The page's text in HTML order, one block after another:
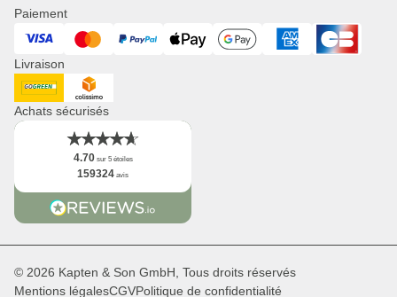
Montres
Presse
Revendeurs & B2B
Newsletter
App
Faits
Paiement
Visa Mastercard PayPal ApplePay GooglePay American Express
Cart Bancaire
Livraison
DHL GoGreenCollisimo
Achats sécurisés
4.70sur 5 étoiles
159324 avis
© 2026 Kapten & Son GmbH, Tous droits réservés
Mentions légalesCGVPolitique de confidentialité